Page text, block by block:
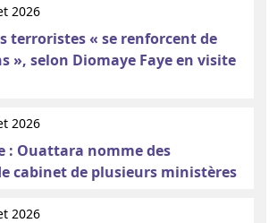
2026
terroristes « se renforcent de
», selon Diomaye Faye en visite
2026
: Ouattara nomme des
cabinet de plusieurs ministères
2026